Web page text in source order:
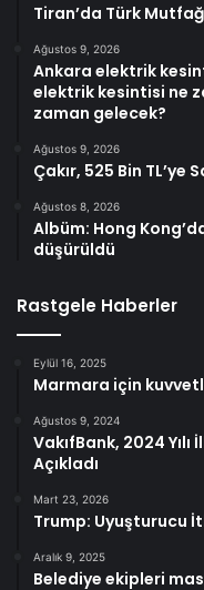
Tiran’da Türk
Ağustos 9, 2026
Ankara elektrik
elektrik kesintisi ne
zaman gelecek?
Ağustos 9, 2026
Çakır, 525 Bin TL’ye
Ağustos 8, 2026
Albüm: Hong
düşürüldü
Rastgele Haberler
Eylül 16, 2025
Marmara için
Ağustos 9, 2024
VakıfBank, 2024 Yılı
Açıkladı
Mart 23, 2026
Trump: Uyuşturucu
Aralık 9, 2025
Belediye ekipleri